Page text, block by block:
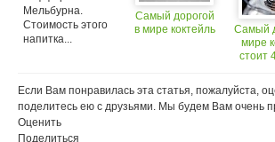
Мельбурна.
Стоимость этого
напитка...
Самый дорогой
в мире коктейль
Самый
мире
стоит
Если Вам понравилась эта статья, пожалуйста,
поделитесь ею с друзьями. Мы будем Вам очень
Оценить
Поделиться